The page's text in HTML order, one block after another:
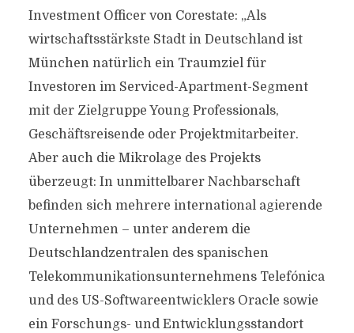
Investment Officer von Corestate: „Als
wirtschaftsstärkste Stadt in Deutschland ist
München natürlich ein Traumziel für
Investoren im Serviced-Apartment-Segment
mit der Zielgruppe Young Professionals,
Geschäftsreisende oder Projektmitarbeiter.
Aber auch die Mikrolage des Projekts
überzeugt: In unmittelbarer Nachbarschaft
befinden sich mehrere international agierende
Unternehmen – unter anderem die
Deutschlandzentralen des spanischen
Telekommunikationsunternehmens Telefónica
und des US-Softwareentwicklers Oracle sowie
ein Forschungs- und Entwicklungsstandort